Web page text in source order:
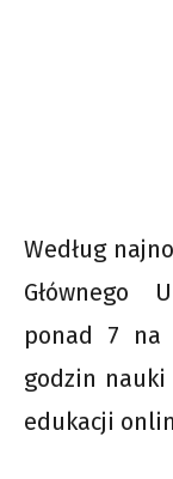
Według
Głównego
ponad 7 na
godzin
edukacji